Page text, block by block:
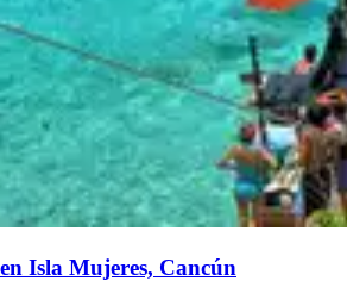
Isla Mujeres, Cancún